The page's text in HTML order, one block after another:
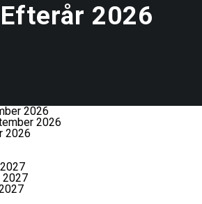
2026
2026
2026
2026
2027